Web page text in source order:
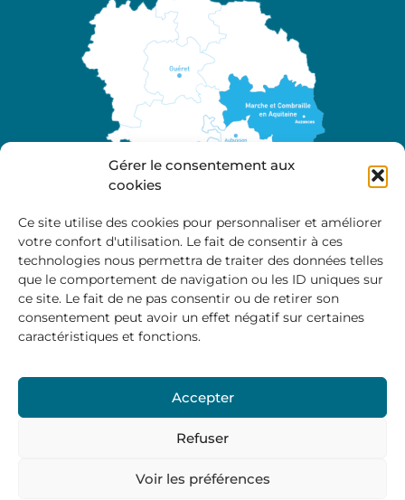
Gérer le consentement aux
cookies
Ce site utilise des cookies pour personnaliser et améliorer
votre confort d'utilisation. Le fait de consentir à ces
technologies nous permettra de traiter des données telles
que le comportement de navigation ou les ID uniques sur
ce site. Le fait de ne pas consentir ou de retirer son
consentement peut avoir un effet négatif sur certaines
caractéristiques et fonctions.
Accepter
Refuser
Voir les préférences
A propos
Site officiel de la Communauté de Communes
Marche et Combraille en Aquitaine
Horaires d’ouverture :
9:00 – 12:00 / 14:00 – 17:00
Vendredi: 9:00 – 12:00
Mentions Légales–Politique des cookies